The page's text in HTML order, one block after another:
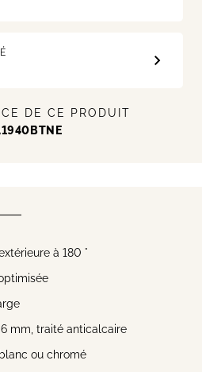
DE CE PRODUIT
à 180 °
mm, traité anticalcaire
ou chromé